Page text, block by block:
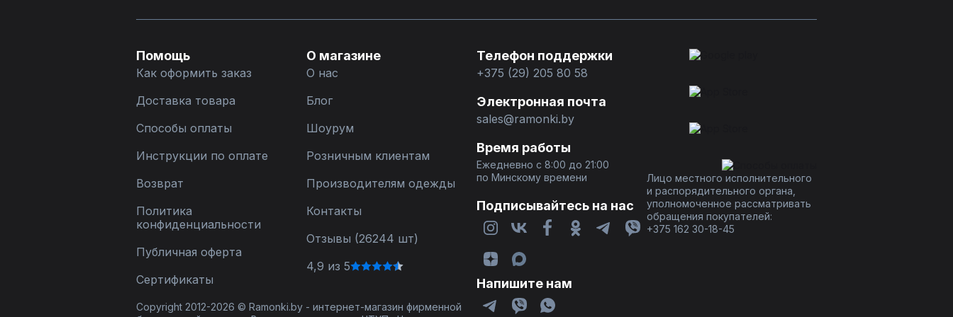
Помощь
Как оформить заказ
Доставка товара
Способы оплаты
Инструкции по оплате
Возврат
Политика
конфиденциальности
Публичная оферта
Сертификаты
О магазине
О нас
Блог
Шоурум
Розничным клиентам
Производителям одежды
Контакты
Отзывы (26244 шт)
4,9 из 5
Телефон поддержки
+375 (29) 205 80 58
Электронная почта
sales@ramonki.by
Время работы
Ежедневно с 8:00 до 21:00
по Минскому времени
Подписывайтесь на нас
Напишите нам
Лицо местного исполнительного
и распорядительного органа,
уполномоченное рассматривать
обращения покупателей:
+375 162 30-18-45
Copyright 2012-2026 © Ramonki.by - интернет-магазин фирменной